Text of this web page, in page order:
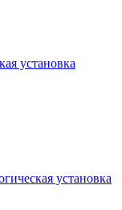
установка
установка